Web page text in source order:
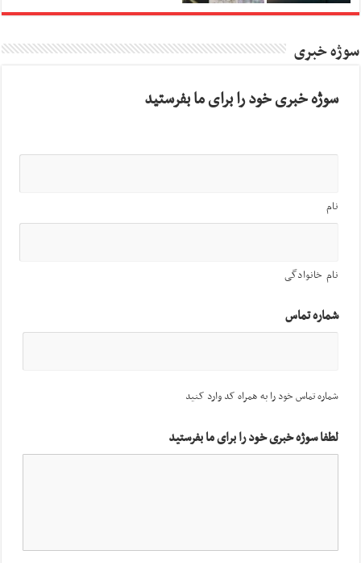
سوژه خبری
سوژه خبری خود را برای ما بفرستید
نام
نام خانوادگی
شماره تماس
شماره تماس خود را به همراه کد وارد کنید
لطفا سوژه خبری خود را برای ما بفرستید